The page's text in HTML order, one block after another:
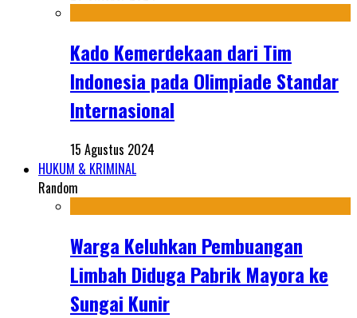
Kado Kemerdekaan dari Tim
Indonesia pada Olimpiade Standar
Internasional
15 Agustus 2024
HUKUM & KRIMINAL
Random
Warga Keluhkan Pembuangan
Limbah Diduga Pabrik Mayora ke
Sungai Kunir